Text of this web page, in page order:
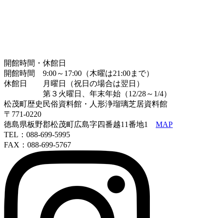
開館時間・休館日
開館時間 9:00～17:00（木曜は21:00まで）
休館日 月曜日（祝日の場合は翌日）
第３火曜日、年末年始（12/28～1/4）
松茂町歴史民俗資料館・人形浄瑠璃芝居資料館
〒771-0220
徳島県板野郡松茂町広島字四番越11番地1 MAP
TEL：088-699-5995
FAX：088-699-5767